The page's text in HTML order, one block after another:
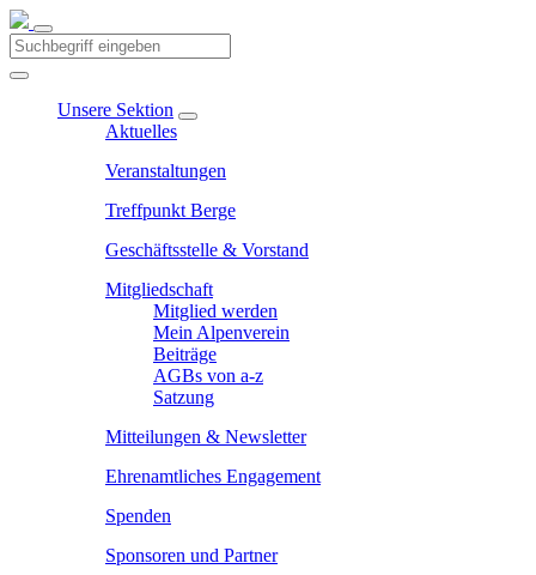
Unsere Sektion
Aktuelles
Veranstaltungen
Treffpunkt Berge
Geschäftsstelle & Vorstand
Mitgliedschaft
Mitglied werden
Mein Alpenverein
Beiträge
AGBs von a-z
Satzung
Mitteilungen & Newsletter
Ehrenamtliches Engagement
Spenden
Sponsoren und Partner